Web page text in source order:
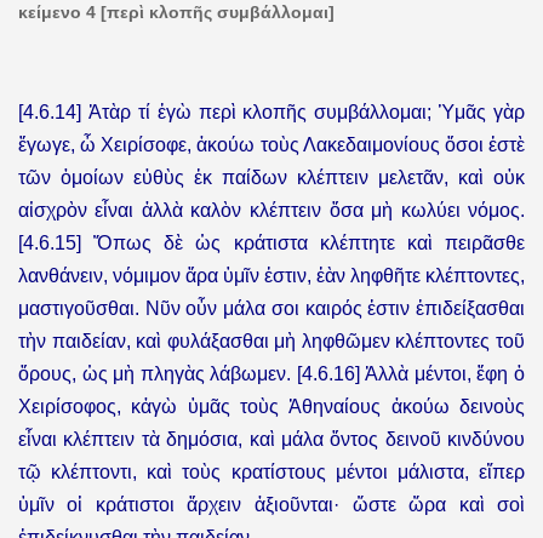
κείμενο 4 [περὶ κλοπῆς συμβάλλομαι]
[4.6.14] Ἀτὰρ τί ἐγὼ περὶ κλοπῆς συμβάλλομαι; Ὑμᾶς γὰρ
ἔγωγε, ὦ Χειρίσοφε, ἀκούω τοὺς Λακεδαιμονίους ὅσοι ἐστὲ
τῶν ὁμοίων εὐθὺς ἐκ παίδων κλέπτειν μελετᾶν, καὶ οὐκ
αἰσχρὸν εἶναι ἀλλὰ καλὸν κλέπτειν ὅσα μὴ κωλύει νόμος.
[4.6.15] Ὅπως δὲ ὡς κράτιστα κλέπτητε καὶ πειρᾶσθε
λανθάνειν, νόμιμον ἄρα ὑμῖν ἐστιν, ἐὰν ληφθῆτε κλέπτοντες,
μαστιγοῦσθαι. Νῦν οὖν μάλα σοι καιρός ἐστιν ἐπιδείξασθαι
τὴν παιδείαν, καὶ φυλάξασθαι μὴ ληφθῶμεν κλέπτοντες τοῦ
ὄρους, ὡς μὴ πληγὰς λάβωμεν. [4.6.16] Ἀλλὰ μέντοι, ἔφη ὁ
Χειρίσοφος, κἀγὼ ὑμᾶς τοὺς Ἀθηναίους ἀκούω δεινοὺς
εἶναι κλέπτειν τὰ δημόσια, καὶ μάλα ὄντος δεινοῦ κινδύνου
τῷ κλέπτοντι, καὶ τοὺς κρατίστους μέντοι μάλιστα, εἴπερ
ὑμῖν οἱ κράτιστοι ἄρχειν ἀξιοῦνται· ὥστε ὥρα καὶ σοὶ